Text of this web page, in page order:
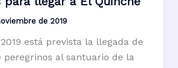
de 2019
está prevista la llegada de
al santuario de la